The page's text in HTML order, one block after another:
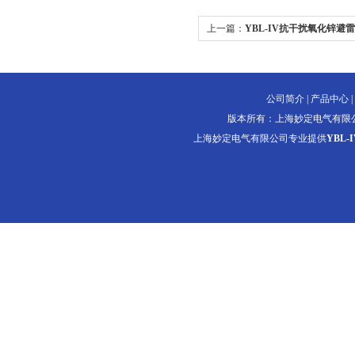
上一篇： YBL-IV抗干扰氧化锌避
公司简介 产品中心
版本所有：上海妙定电气有
上海妙定电气有限公司专业提供YBL-